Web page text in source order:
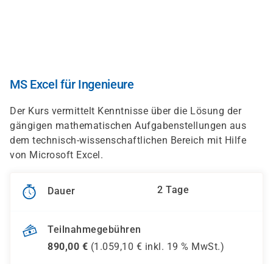
MS Excel für Ingenieure
Der Kurs vermittelt Kenntnisse über die Lösung der
gängigen mathematischen Aufgabenstellungen aus
dem technisch-wissenschaftlichen Bereich mit Hilfe
von Microsoft Excel.
Dauer 2 Tage
Teilnahmegebühren
890,00 € (1.059,10 € inkl. 19 % MwSt.)